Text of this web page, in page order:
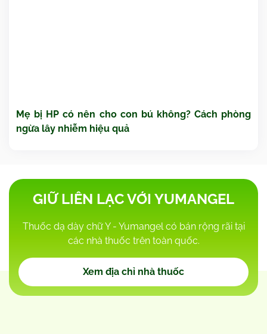
Mẹ bị HP có nên cho con bú không? Cách phòng
ngừa lây nhiễm hiệu quả
GIỮ LIÊN LẠC VỚI YUMANGEL
Thuốc dạ dày chữ Y - Yumangel có bán rộng rãi tại
các nhà thuốc trên toàn quốc.
Xem địa chỉ nhà thuốc